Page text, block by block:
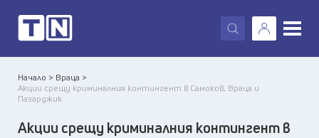
X
Начало > Враца >
Акции срещу криминалния контингент в Самоков, Враца и
Пазарджик
Акции срещу криминалния контингент в